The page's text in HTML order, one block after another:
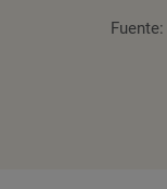
Fuente: